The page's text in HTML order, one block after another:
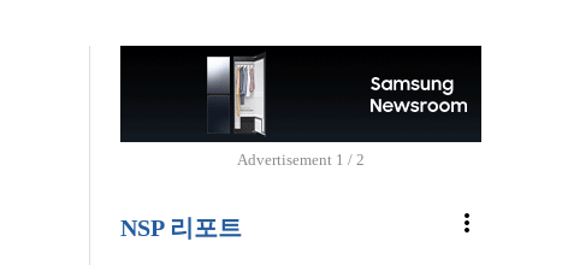
Advertisement 2 / 2
NSP 리포트 more_vert